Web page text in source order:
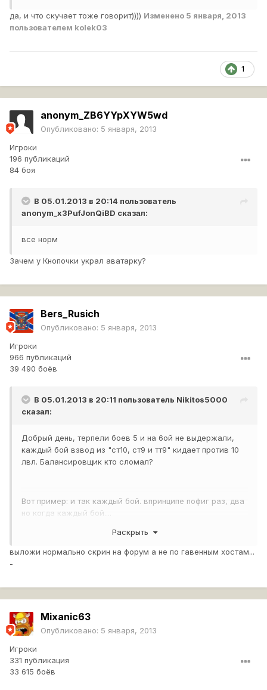
да, и что скучает тоже говорит)))) Изменено 5 января, 2013
пользователем kolek03
1
anonym_ZB6YYpXYW5wd
Опубликовано: 5 января, 2013
Игроки
196 публикаций
84 боя
В 05.01.2013 в 20:14 пользователь
anonym_x3PufJonQiBD сказал:
все норм
Зачем у Кнопочки украл аватарку?
Bers_Rusich
Опубликовано: 5 января, 2013
Игроки
966 публикаций
39 490 боёв
В 05.01.2013 в 20:11 пользователь Nikitos5000
сказал:
Добрый день, терпели боев 5 и на 6ой не выдержали,
каждый бой взвод из "ст10, ст9 и тт9" кидает против 10
лвл. Балансировщик кто сломал?
Вот пример: и так каждый бой. впринципе пофиг раз, два
но когда каждый бой....
http://imglink.ru/thumbnails/06-01-
Раскрыть
выложи нормально скрин на форум а не по гавенным хостам...
-
Mixanic63
Опубликовано: 5 января, 2013
Игроки
331 публикация
33 615 боёв